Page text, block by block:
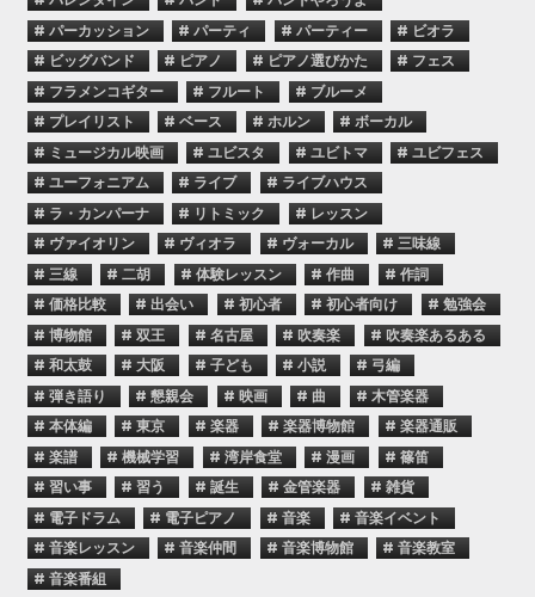
# パーカッション
# パーティ # パーティー
# ビオラ
# ビッグバンド
# ピアノ # ピアノ選びかた
# フェス
# フラメンコギター
# フルート
# ブルーメ
# プレイリスト
# ベース # ホルン
# ボーカル
# ミュージカル映画
# ユビスタ # ユビトマ
# ユビフェス
# ユーフォニアム
# ライブ
# ライブハウス
# ラ・カンパーナ
# リトミック
# レッスン
# ヴァイオリン
# ヴィオラ # ヴォーカル
# 三味線
# 三線
# 二胡 # 体験レッスン # 作曲
# 作詞
# 価格比較
# 出会い # 初心者 # 初心者向け
# 勉強会
# 博物館
# 双王 # 名古屋 # 吹奏楽
# 吹奏楽あるある
# 和太鼓
# 大阪 # 子ども # 小説
# 弓編
# 弾き語り
# 懇親会 # 映画 # 曲
# 木管楽器
# 本体編
# 東京 # 楽器 # 楽器博物館
# 楽器通販
# 楽譜
# 機械学習 # 湾岸食堂 # 漫画
# 篠笛
# 習い事
# 習う # 誕生 # 金管楽器
# 雑貨
# 電子ドラム
# 電子ピアノ # 音楽
# 音楽イベント
# 音楽レッスン
# 音楽仲間 # 音楽博物館
# 音楽教室
# 音楽番組